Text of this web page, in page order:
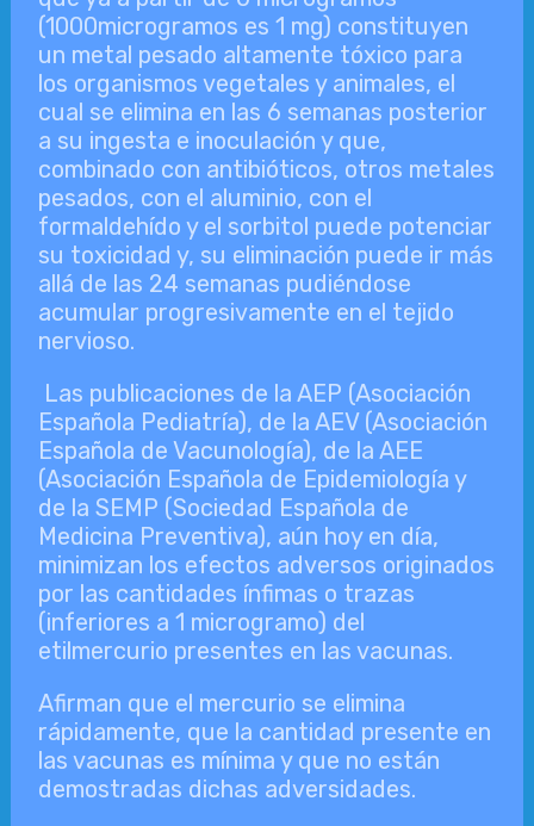
(1000microgramos es 1 mg) constituyen
un metal pesado altamente tóxico para
los organismos vegetales y animales, el
cual se elimina en las 6 semanas posterior
a su ingesta e inoculación y que,
combinado con antibióticos, otros metales
pesados, con el aluminio, con el
formaldehído y el sorbitol puede potenciar
su toxicidad y, su eliminación puede ir más
allá de las 24 semanas pudiéndose
acumular progresivamente en el tejido
nervioso.
Las publicaciones de la AEP (Asociación
Española Pediatría), de la AEV (Asociación
Española de Vacunología), de la AEE
(Asociación Española de Epidemiología y
de la SEMP (Sociedad Española de
Medicina Preventiva), aún hoy en día,
minimizan los efectos adversos originados
por las cantidades ínfimas o trazas
(inferiores a 1 microgramo) del
etilmercurio presentes en las vacunas.
Afirman que el mercurio se elimina
rápidamente, que la cantidad presente en
las vacunas es mínima y que no están
demostradas dichas adversidades.